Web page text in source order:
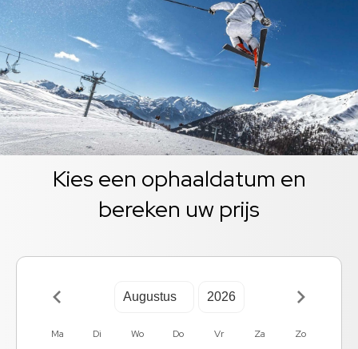
Kies een ophaaldatum en
bereken uw prijs
Ma Di Wo Do Vr Za Zo